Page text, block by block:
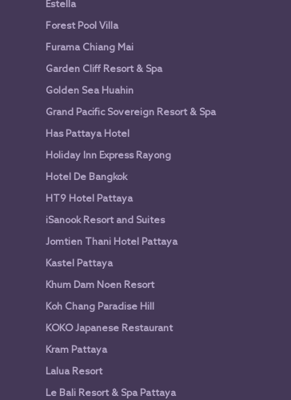
Estella
Forest Pool Villa
Furama Chiang Mai
Garden Cliff Resort & Spa
Golden Sea Huahin
Grand Pacific Sovereign Resort & Spa
Has Pattaya Hotel
Holiday Inn Express Rayong
Hotel De Bangkok
HT9 Hotel Pattaya
iSanook Resort and Suites
Jomtien Thani Hotel Pattaya
Kastel Pattaya
Khum Dam Noen Resort
Koh Chang Paradise Hill
KOKO Japanese Restaurant
Kram Pattaya
Lalua Resort
Le Bali Resort & Spa Pattaya